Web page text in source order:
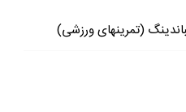
(تمرینهای ورزشی)